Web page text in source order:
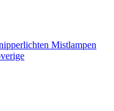
Mistlampen